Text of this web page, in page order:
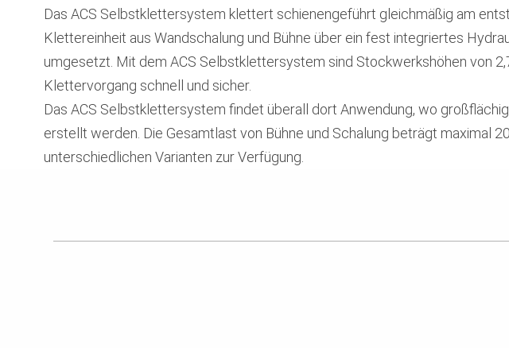
Das ACS Selbstklettersystem klettert schienengeführt gleichmäßig am
Klettereinheit aus Wandschalung und Bühne über ein fest integriertes
umgesetzt. Mit dem ACS Selbstklettersystem sind Stockwerkshöhen von
Klettervorgang schnell und sicher.
Das ACS Selbstklettersystem findet überall dort Anwendung, wo
erstellt werden. Die Gesamtlast von Bühne und Schalung beträgt maximal 20
unterschiedlichen Varianten zur Verfügung.